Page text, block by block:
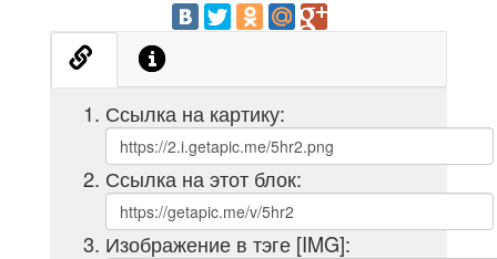
Ссылка на картику:
Ссылка на этот блок:
Изображение в тэге [IMG]: